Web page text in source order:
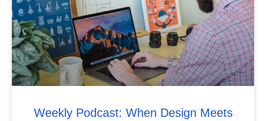
Weekly Podcast: When Design Meets